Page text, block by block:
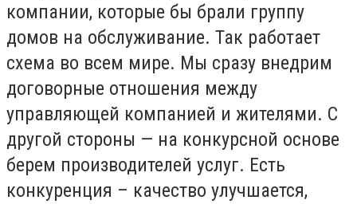
компании, которые бы брали группу
домов на обслуживание. Так работает
схема во всем мире. Мы сразу внедрим
договорные отношения между
управляющей компанией и жителями. С
другой стороны — на конкурсной основе
берем производителей услуг. Есть
конкуренция – качество улучшается,